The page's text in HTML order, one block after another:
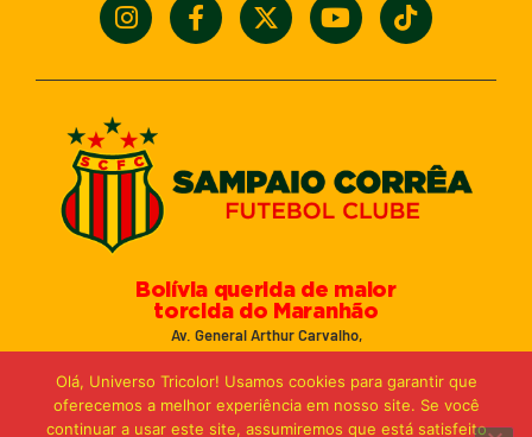
Bolívia querida de maior
torcida do Maranhão
Av. General Arthur Carvalho,
Email: marketing@sampaiocorreafc.com.br
© 2021 • Sampaio Corrêa Futebol Clube
Web Design: MP Marketing, Promo e Digital
Olá, Universo Tricolor! Usamos cookies para garantir que
oferecemos a melhor experiência em nosso site. Se você
continuar a usar este site, assumiremos que está satisfeito